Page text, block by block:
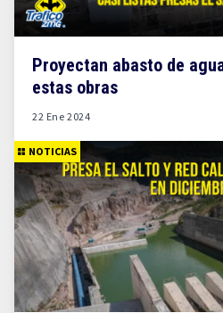
Proyectan abasto de
estas obras
22 Ene 2024
NOTICIAS